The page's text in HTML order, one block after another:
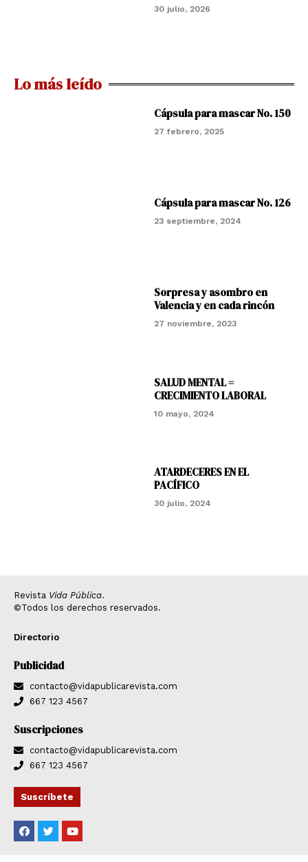
30 julio, 2026
Lo más leído
Cápsula para mascar No. 150
27 febrero, 2025
Cápsula para mascar No. 126
23 septiembre, 2024
Sorpresa y asombro en
Valencia y en cada rincón
27 noviembre, 2023
SALUD MENTAL =
CRECIMIENTO LABORAL
10 mayo, 2024
ATARDECERES EN EL
PACÍFICO
30 julio, 2024
Revista Vida Pública.
©Todos los derechos reservados.
Directorio
Publicidad
contacto@vidapublicarevista.com
667 123 4567
Suscripciones
contacto@vidapublicarevista.com
667 123 4567
Suscríbete
F
a
c
T
w
i
Y
o
u